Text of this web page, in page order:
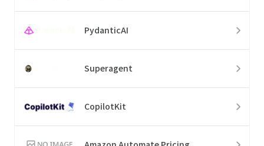
PydanticAI
Superagent
CopilotKit